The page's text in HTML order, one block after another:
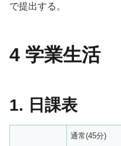
で提出する。
4 学業生活
1. 日課表
通常(45分)